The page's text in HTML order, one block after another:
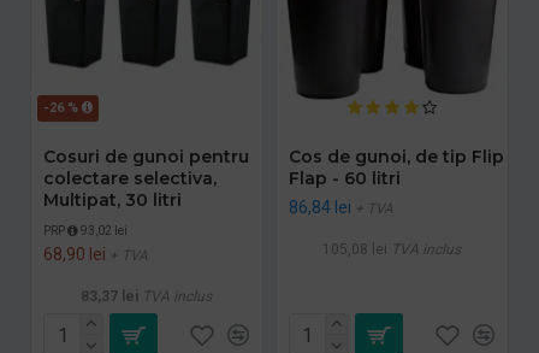
-26 %
Cosuri de gunoi pentru
colectare selectiva,
Multipat, 30 litri
PRP 93,02 lei
68,90 lei + TVA
83,37 lei TVA inclus
Cos de gunoi, de tip Flip
Flap - 60 litri
86,84 lei + TVA
105,08 lei TVA inclus